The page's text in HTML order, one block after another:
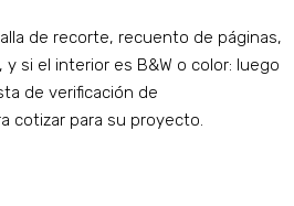
de recorte, recuento de páginas,
si el interior es B&W o color: luego
de verificación de
cotizar para su proyecto.